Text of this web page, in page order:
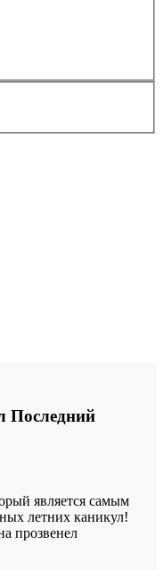
Последний
является самым
летних каникул!
прозвенел